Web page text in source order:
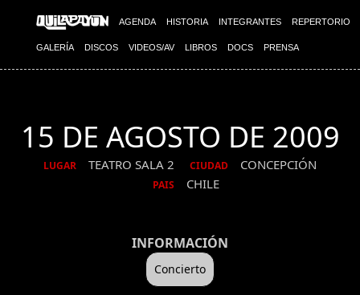
AGENDA HISTORIA INTEGRANTES REPERTORIO
GALERÍA DISCOS VIDEOS/AV LIBROS DOCS PRENSA
15 DE AGOSTO DE 2009
LUGAR TEATRO SALA 2 CIUDAD CONCEPCIÓN
PAIS CHILE
INFORMACIÓN
Concierto